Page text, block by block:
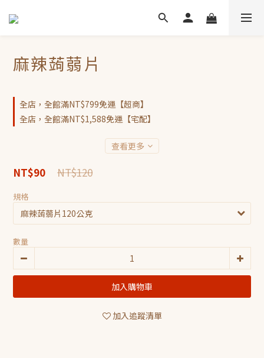
麻辣蒟蒻片
全店，全館滿NT$799免運【超商】
全店，全館滿NT$1,588免運【宅配】
查看更多
NT$120
NT$90
規格
數量
加入購物車
加入追蹤清單